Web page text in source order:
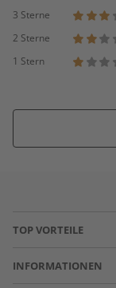
3 Sterne
2 Sterne
1 Stern
TOP VORTEILE
INFORMATIONEN